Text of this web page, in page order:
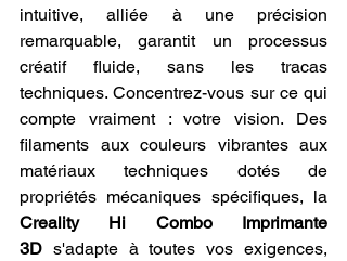
intuitive, alliée à une précision
remarquable, garantit un processus
créatif fluide, sans les tracas
techniques. Concentrez-vous sur ce qui
compte vraiment : votre vision. Des
filaments aux couleurs vibrantes aux
matériaux techniques dotés de
Creality Hi Combo Imprimante
3D s'adapte à toutes vos exigences,